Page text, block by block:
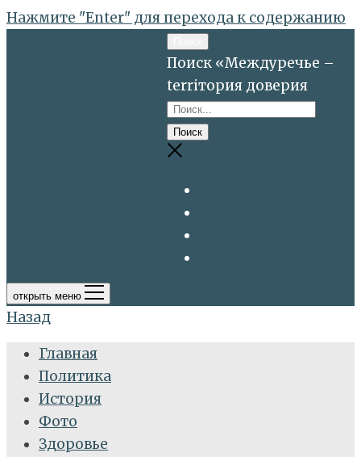
Нажмите "Enter" для перехода к содержанию
Поиск «Междуречье –
terriтория доверия
открыть меню
Назад
Главная
Политика
История
Фото
Здоровье